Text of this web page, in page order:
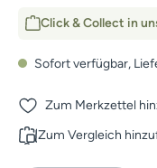
Click & Collect in
Sofort verfügbar,
Zum Merkzettel
Zum Vergleich